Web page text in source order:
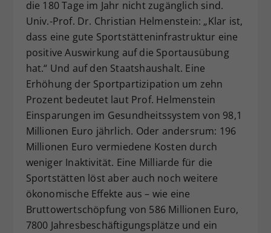
die 180 Tage im Jahr nicht zugänglich sind.
Univ.-Prof. Dr. Christian Helmenstein: „Klar ist,
dass eine gute Sportstätteninfrastruktur eine
positive Auswirkung auf die Sportausübung
hat.“ Und auf den Staatshaushalt. Eine
Erhöhung der Sportpartizipation um zehn
Prozent bedeutet laut Prof. Helmenstein
Einsparungen im Gesundheitssystem von 98,1
Millionen Euro jährlich. Oder andersrum: 196
Millionen Euro vermiedene Kosten durch
weniger Inaktivität. Eine Milliarde für die
Sportstätten löst aber auch noch weitere
ökonomische Effekte aus – wie eine
Bruttowertschöpfung von 586 Millionen Euro,
7800 Jahresbeschäftigungsplätze und ein